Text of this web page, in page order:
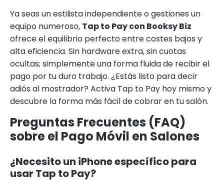
Ya seas un estilista independiente o gestiones un
equipo numeroso, Tap to Pay con Booksy Biz
ofrece el equilibrio perfecto entre costes bajos y
alta eficiencia. Sin hardware extra, sin cuotas
ocultas; simplemente una forma fluida de recibir el
pago por tu duro trabajo. ¿Estás listo para decir
adiós al mostrador? Activa Tap to Pay hoy mismo y
descubre la forma más fácil de cobrar en tu salón.
Preguntas Frecuentes (FAQ)
sobre el Pago Móvil en Salones
¿Necesito un iPhone específico para
usar Tap to Pay?